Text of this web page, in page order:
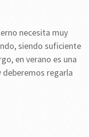
necesita muy
siendo suficiente
en verano es una
regarla